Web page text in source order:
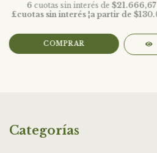
6 cuotas sin interés de $21.666,67
COMPRAR
Categorías